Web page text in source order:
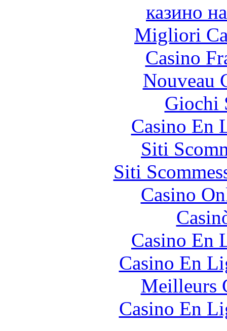
казино
Migliori
Casino
Nouveau
Giochi
Casino En
Siti
Siti
Casino
Casino En
Casino En
Meilleurs
Casino En